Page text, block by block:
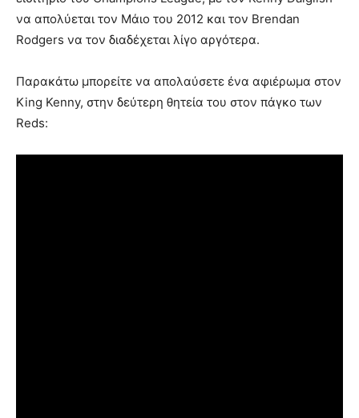
να απολύεται τον Μάιο του 2012 και τον Brendan
Rodgers να τον διαδέχεται λίγο αργότερα.
Παρακάτω μπορείτε να απολαύσετε ένα αφιέρωμα στον
King Kenny, στην δεύτερη θητεία του στον πάγκο των
Reds: